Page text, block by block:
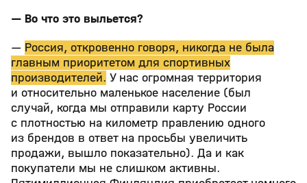
— Во что это выльется?
— Россия, откровенно говоря, никогда не была
главным приоритетом для спортивных
производителей. У нас огромная территория
и относительно маленькое население (был
случай, когда мы отправили карту России
с плотностью на километр правлению одного
из брендов в ответ на просьбы увеличить
продажи, вышло показательно). Да и как
покупатели мы не слишком активны.